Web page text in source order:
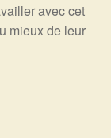
avec cet
mieux de leur